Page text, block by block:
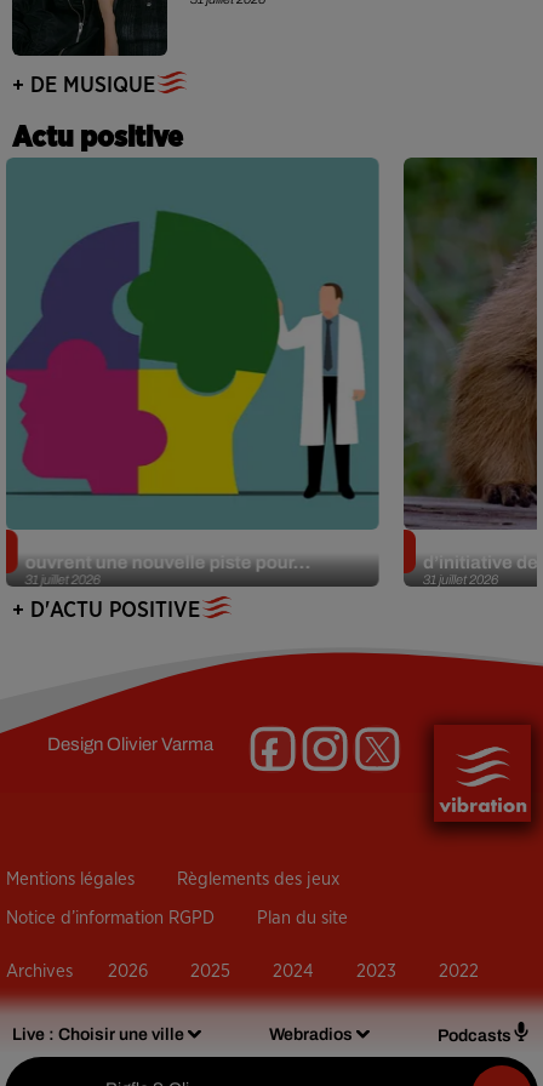
Live : Choisir une ville Webradios Podcasts
+ DE MUSIQUE
Actu positive
31 juillet 2026
ouvrent une nouvelle piste pour...
31 juillet 2026
d’initiative
+ D'ACTU POSITIVE
DesignOlivier Varma
Mentions légales Règlements des jeux
Notice d’information RGPD Plan du site
Archives 2026 2025 2024 2023 2022